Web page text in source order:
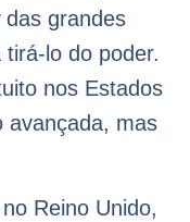
das grandes
lo do poder.
nos Estados
avançada, mas
Reino Unido,